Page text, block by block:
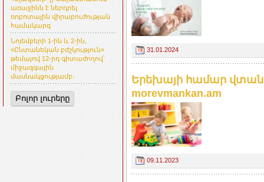
առաջինն է ներդրել
ռոբոտային վիրաբուժության
համակարգ
Նոյեմբերի 1-ին և 2-ին,
«Ընտանեկան բժշկություն»
թեմայով 12-րդ գիտաժողով՝
միջազգային
մասնակցությամբ։
Բոլոր լուրերը
31.01.2024
Երեխայի համար
morevmankan.am
09.11.2023